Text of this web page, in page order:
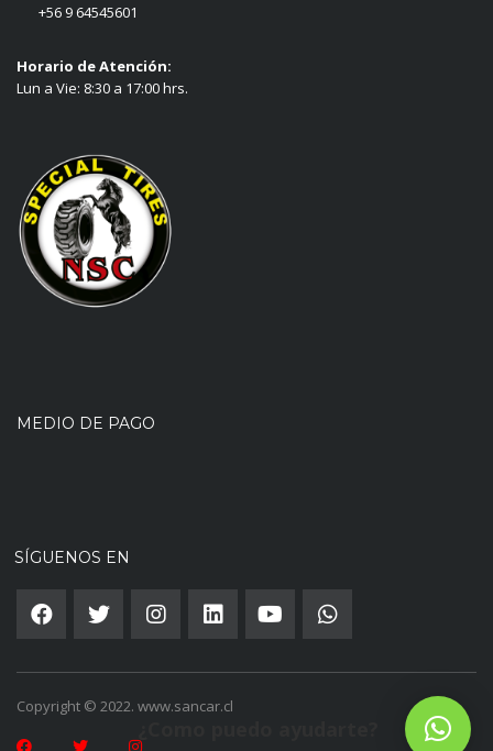
+56 9 64545601
Horario de Atención:
Lun a Vie: 8:30 a 17:00 hrs.
MEDIO DE PAGO
SÍGUENOS EN
Copyright © 2022. www.sancar.cl